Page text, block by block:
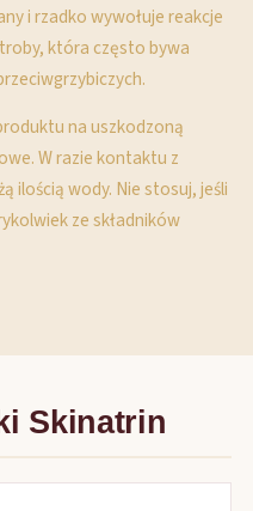
i rzadko wywołuje reakcje
która często bywa
na uszkodzoną
W razie kontaktu z
ilością wody. Nie stosuj, jeśli
ze składników
Skinatrin